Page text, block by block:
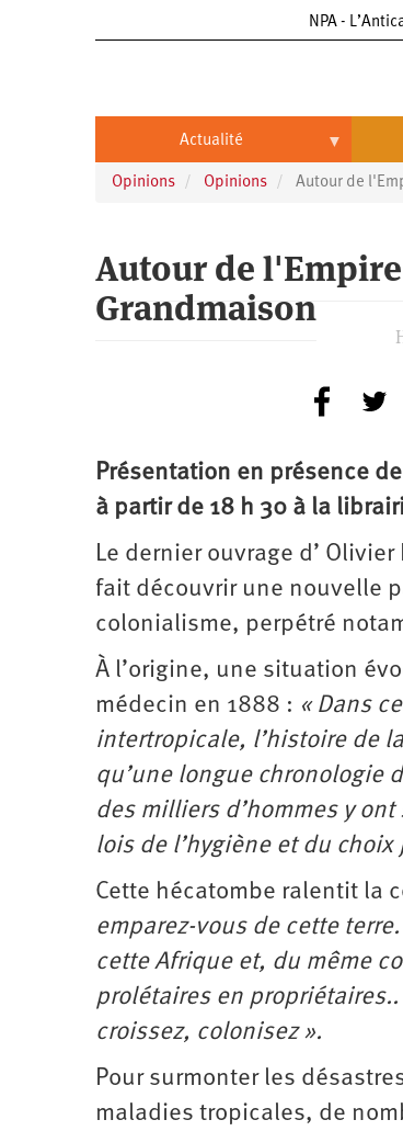
NPA -
Actualité
Actualité
Entreprises
Entreprises
Commerce
Hôpitaux
SNCF
publics
Oppressions
Féminisme
LGBTI
Éducation
Santé
Vidéos
mon
département
Nord
Asie
Opinions Opinions Autour de
Autour de
Grandmaison
Présentation en présence
à partir de 18 h 30 à la
Le dernier ouvrage d’
fait découvrir une nouvelle
colonialisme, perpétré
À l’origine, une situation
médecin en 1888 : « Dans
intertropicale, l’histoire de
qu’une longue chronologie
des milliers d’hommes y
lois de l’hygiène et du
Cette hécatombe ralentit la
emparez-vous de cette
cette Afrique et, du même
prolétaires en
croissez, colonisez ».
Pour surmonter les
maladies tropicales, de